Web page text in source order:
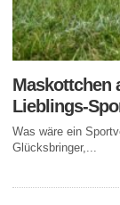
Maskottchen
Lieblings-
Was wäre ein
Glücksbringer,...